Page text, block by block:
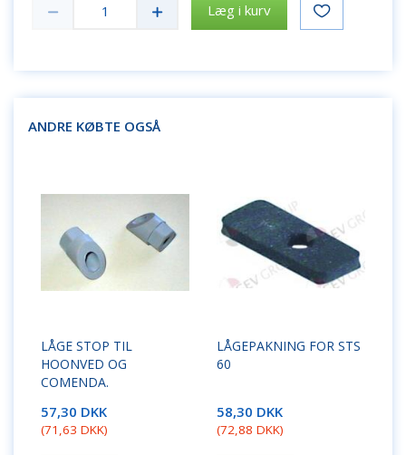
Læg i kurv
ANDRE KØBTE OGSÅ
LÅGE STOP TIL
HOONVED OG
COMENDA.
57,30 DKK
(71,63 DKK)
LÅGEPAKNING FOR STS
60
58,30 DKK
(72,88 DKK)